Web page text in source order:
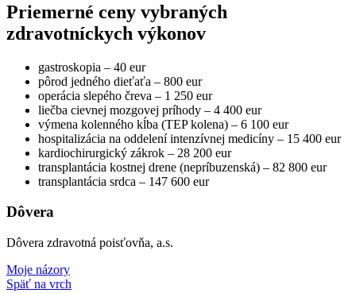
Priemerné ceny vybraných
zdravotníckych výkonov
gastroskopia – 40 eur
pôrod jedného dieťaťa – 800 eur
operácia slepého čreva – 1 250 eur
liečba cievnej mozgovej príhody – 4 400 eur
výmena kolenného kĺba (TEP kolena) – 6 100 eur
hospitalizácia na oddelení intenzívnej medicíny – 15 400 eur
kardiochirurgický zákrok – 28 200 eur
transplantácia kostnej drene (nepríbuzenská) – 82 800 eur
transplantácia srdca – 147 600 eur
Dôvera
Dôvera zdravotná poisťovňa, a.s.
Moje názory
Späť na vrch